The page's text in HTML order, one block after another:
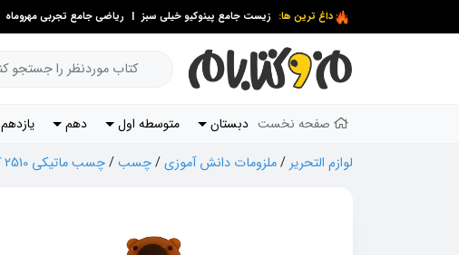
داغ ترین ها: زیست جامع پینوکیو خیلی سبز | ریاضی جامع تجربی مهروماه
صفحه نخست دبستان متوسطه اول دهم یازدهم
لوازم التحریر/ملزومات دانش آموزی/چسب/چسب ماتیکی 2510 کپی بارا 221664